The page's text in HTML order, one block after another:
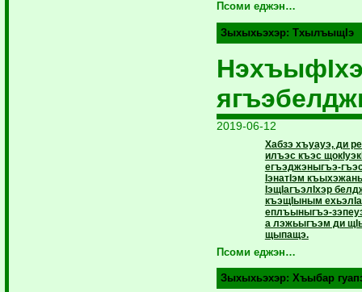
Псоми еджэн…
Зыхыхьэхэр: ТхылъыщIэ
2019-06-12
Хабзэ хъуауэ, ди
илъэс къэс
егъэджэныгъэ-
IэнатIэм
IэщIагъэлIхэр
къэщIыным ехьэлIа
еплъыныгъэ-
а лэжьыгъэм ди
щыпащэ.
Псоми еджэн…
Зыхыхьэхэр: Хъыбар